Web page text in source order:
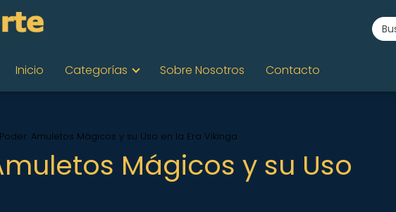
Inicio Categorías Sobre Nosotros Contacto
Amuletos Mágicos y su Uso en la Era Vikinga
Mágicos y su Uso